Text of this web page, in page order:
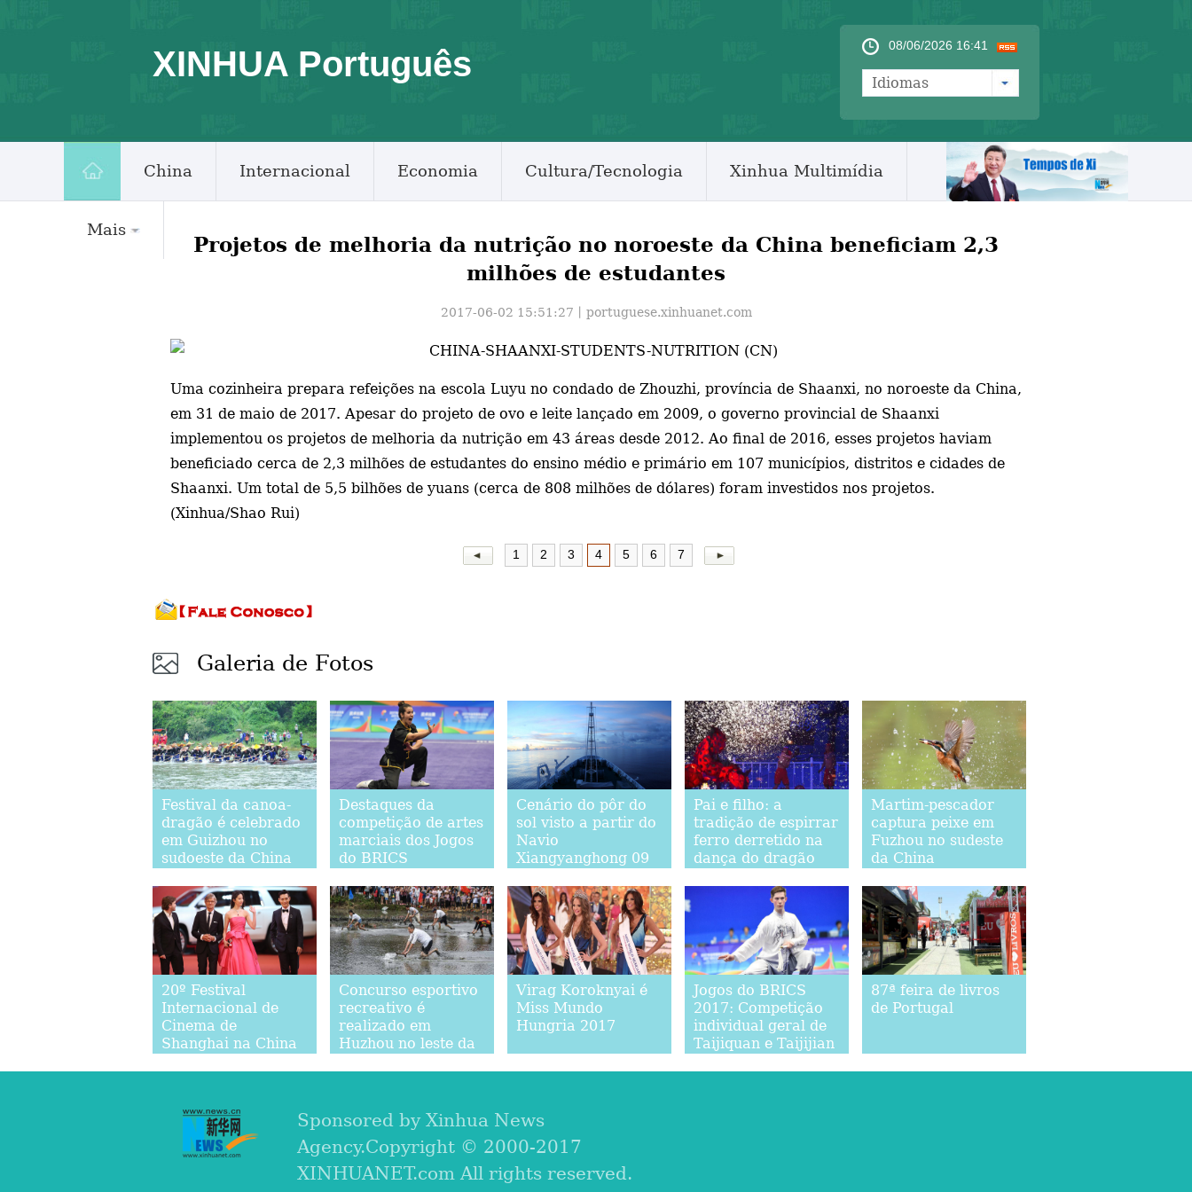
XINHUA Português 08/06/2026 16:41
Idiomas
China Internacional Economia Cultura/Tecnologia Xinhua Multimídia
Mais
Projetos de melhoria da nutrição no noroeste da China beneficiam 2,3
milhões de estudantes
2017-06-02 15:51:27丨 portuguese.xinhuanet.com
Uma cozinheira prepara refeições na escola Luyu no condado de Zhouzhi, província de Shaanxi, no noroeste da China,
em 31 de maio de 2017.Apesar do projeto de ovo e leite lançado em 2009, o governo provincial de Shaanxi
implementou os projetos de melhoria da nutrição em 43 áreas desde 2012. Ao final de 2016, esses projetos haviam
beneficiado cerca de 2,3 milhões de estudantes do ensino médio e primário em 107 municípios, distritos e cidades de
Shaanxi. Um total de 5,5 bilhões de yuans (cerca de 808 milhões de dólares) foram investidos nos projetos.
(Xinhua/Shao Rui)
1 2 3 4 5 6 7
Galeria de Fotos
Festival da canoa-
dragão é celebrado
em Guizhou no
sudoeste da China
Destaques da
competição de artes
marciais dos Jogos
do BRICS
Cenário do pôr do
sol visto a partir do
Navio
Xiangyanghong 09
Pai e filho: a
tradição de espirrar
ferro derretido na
dança do dragão
Martim-pescador
captura peixe em
Fuzhou no sudeste
da China
20º Festival
Internacional de
Cinema de
Shanghai na China
Concurso esportivo
recreativo é
realizado em
Huzhou no leste da
Virag Koroknyai é
Miss Mundo
Hungria 2017
Jogos do BRICS
2017: Competição
individual geral de
Taijiquan e Taijijian
87ª feira de livros
de Portugal
Sponsored by Xinhua News
Agency.Copyright © 2000-2017
XINHUANET.com All rights reserved.